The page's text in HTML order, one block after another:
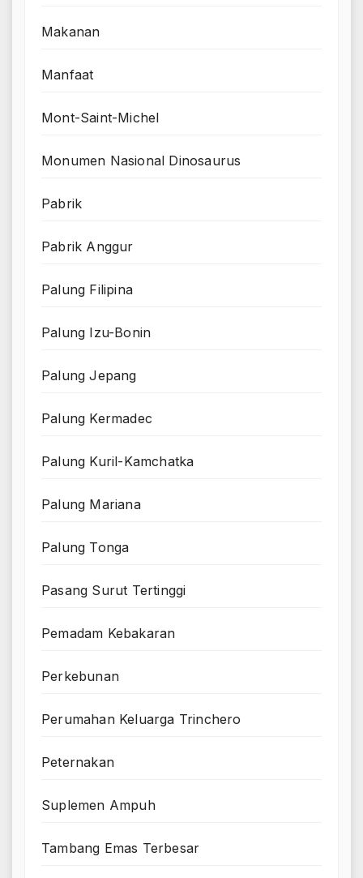
Makanan
Manfaat
Mont-Saint-Michel
Monumen Nasional Dinosaurus
Pabrik
Pabrik Anggur
Palung Filipina
Palung Izu-Bonin
Palung Jepang
Palung Kermadec
Palung Kuril-Kamchatka
Palung Mariana
Palung Tonga
Pasang Surut Tertinggi
Pemadam Kebakaran
Perkebunan
Perumahan Keluarga Trinchero
Peternakan
Suplemen Ampuh
Tambang Emas Terbesar